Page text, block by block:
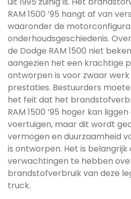
RAM 1500 ’95 hangt af van
waaronder de
onderhoudsgeschiedenis.
de Dodge RAM 1500 niet
aangezien het een krachtige
ontworpen is voor zwaar
prestaties. Bestuurders
het feit dat het
RAM 1500 ’95 hoger kan
voertuigen, maar dit wordt
vermogen en duurzaamheid
is ontworpen. Het is
verwachtingen te hebben
brandstofverbruik van deze
truck.